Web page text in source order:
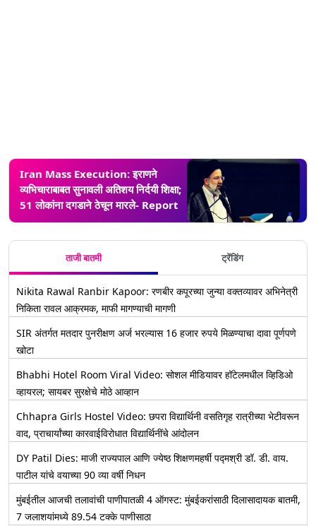
Iran Mass Execution: इराणने
व्यभिचाराबाबत सुनावली अतिशय निर्दयी शिक्षा;
51 लोकांना दगडाने ठेचून मारले- Report
ताजी बातमी ट्रेंडिंग
Nikita Rawal Ranbir Kapoor: रणबीर कपूरच्या जुन्या वक्तव्यावर अभिनेत्री
निकिता रावल आक्रमक, माफी मागण्याची मागणी
SIR अंतर्गत मतदार पुनरीक्षण अर्ज भरल्यास 16 हजार रुपये मिळण्याचा दावा पूर्णपणे
खोटा
Bhabhi Hotel Room Viral Video: सोशल मीडियावर हॉटेलमधील व्हिडिओ
व्हायरल; सायबर सुरक्षेचे मोठे आव्हान
Chhapra Girls Hostel Video: छपरा विद्यार्थिनी वसतिगृह रात्रीच्या भेटीवरून
वाद, प्राचार्यांच्या कारवाईविरोधात विद्यार्थिनींचे आंदोलन
DY Patil Dies: माजी राज्यपाल आणि ज्येष्ठ शिक्षणमहर्षी पद्मश्री डॉ. डी. वाय.
पाटील यांचे वयाच्या 90 व्या वर्षी निधन
मुंबईतील आजची तलावांची पाणीपातळी 4 ऑगस्ट: मुंबईकरांसाठी दिलासादायक बातमी,
7 जलाशयांमध्ये 89.54 टक्के पाणीसाठा